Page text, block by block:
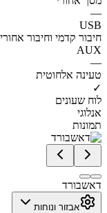
—
USB
חיבור קדמי וחיבור אחורי
AUX
—
טעינה אלחוטית
✓
לוח שעונים
אנלוגי
תמונות
דאשבורד
אבזור ונוחות